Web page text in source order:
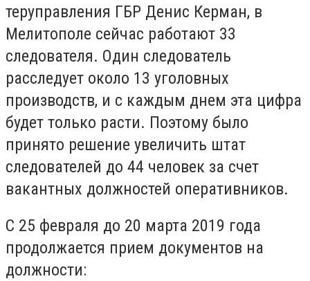
теруправления ГБР Денис Керман, в
Мелитополе сейчас работают 33
следователя. Один следователь
расследует около 13 уголовных
производств, и с каждым днем эта цифра
будет только расти. Поэтому было
принято решение увеличить штат
следователей до 44 человек за счет
вакантных должностей оперативников.
С 25 февраля до 20 марта 2019 года
продолжается прием документов на
должности: